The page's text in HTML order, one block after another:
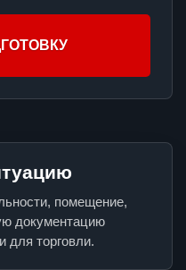
помещение,
документацию
для торговли.